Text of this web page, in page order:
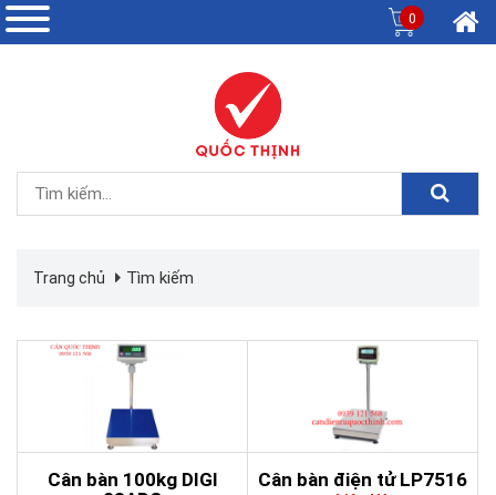
0
Trang chủ Tìm kiếm
Cân bàn 100kg DIGI
Cân bàn điện tử LP7516